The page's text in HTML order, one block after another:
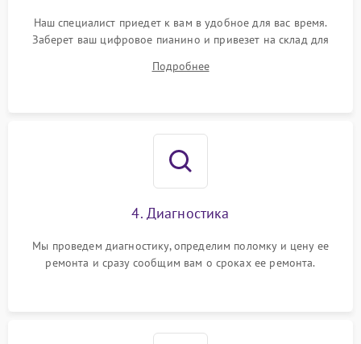
Наш специалист приедет к вам в удобное для вас время.
Заберет ваш цифровое пианино и привезет на склад для
Подробнее
4. Диагностика
Мы проведем диагностику, определим поломку и цену ее
ремонта и сразу сообщим вам о сроках ее ремонта.